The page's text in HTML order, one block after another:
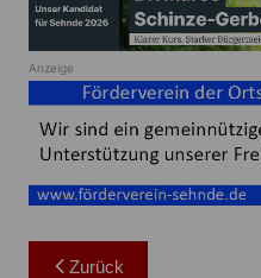
Anzeige
Beitragsnavigation
Zurück